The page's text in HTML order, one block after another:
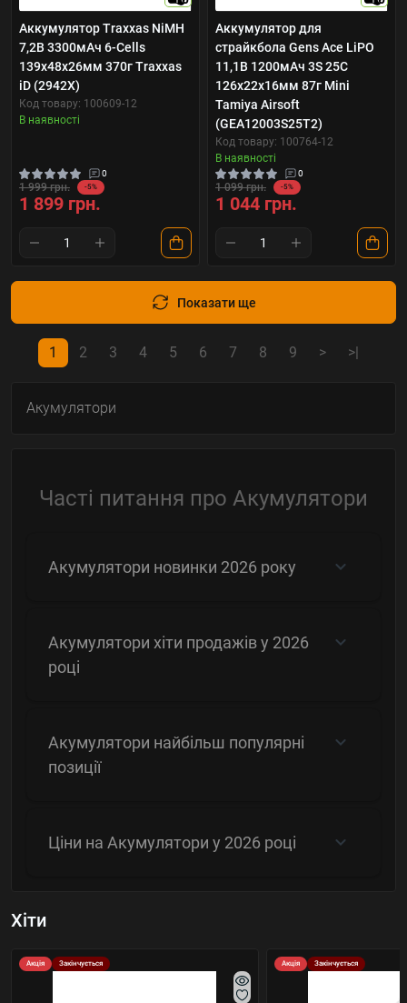
Аккумулятор Traxxas NiMH
7,2В 3300мАч 6-Cells
139х48х26мм 370г Traxxas
iD (2942X)
Код товару: 100609-12
В наявності
0
1 999 грн. -5%
1 899 грн.
Аккумулятор для
страйкбола Gens Ace LiPO
11,1В 1200мАч 3S 25C
126х22х16мм 87г Mini
Tamiya Airsoft
(GEA12003S25T2)
Код товару: 100764-12
В наявності
0
1 099 грн. -5%
1 044 грн.
Показати ще
1 2 3 4 5 6 7 8 9 > >|
Акумулятори
Часті питання про Акумулятори
Акумулятори новинки 2026 року
Акумулятори хіти продажів у 2026
році
Акумулятори найбільш популярні
позиції
Ціни на Акумулятори у 2026 році
Хіти
Акція Закінчується Акція Закінчується